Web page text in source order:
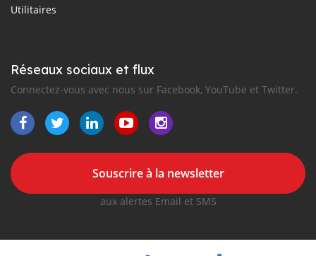
Utilitaires
Réseaux sociaux et flux
Connectez-vous avec nous sur Facebook, YouTube et Twitter.
Souscrire à la newsletter
aux alertes Email et SMS